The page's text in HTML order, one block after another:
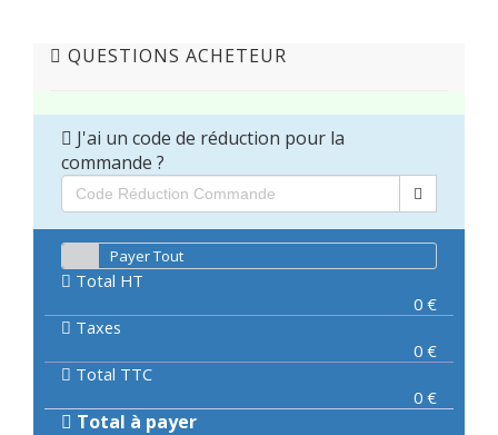
QUESTIONS ACHETEUR
J'ai un code de réduction pour la
commande ?
Payer Tout
Total HT
0 €
Taxes
0 €
Total TTC
0 €
Total à payer